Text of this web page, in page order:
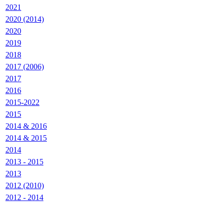
2021
2020 (2014)
2020
2019
2018
2017 (2006)
2017
2016
2015-2022
2015
2014 & 2016
2014 & 2015
2014
2013 - 2015
2013
2012 (2010)
2012 - 2014